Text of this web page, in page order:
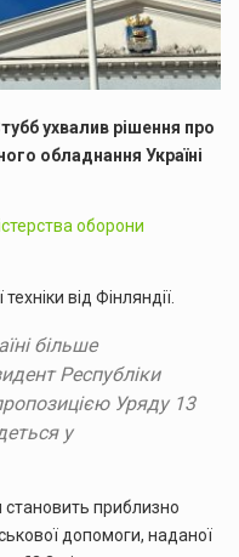
ухвалив рішення про
обладнання Україні
оборони
від Фінляндії.
більше
Республіки
Уряду 13
у
становить приблизно
допомоги, наданої